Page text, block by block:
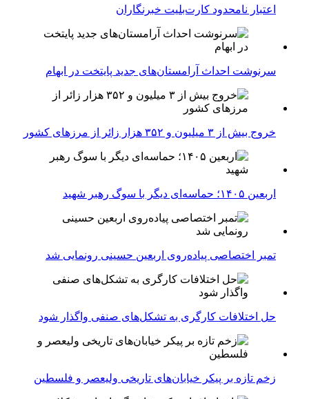
اعتبار نامحدود کارت‌بلیت خبرنگاران
سرنوشت احداث آرامستان‌های جدید پایتخت در ابهام
خروج بیش از ۳ میلیون و ۳۵۲ هزار زائر از مرزهای کشور
اربعین ۱۴۰۵؛ حماسه‌ای دیگر با سوگ رهبر شهید
تمبر اختصاصی پیاده‌روی اربعین حسینی رونمایی شد
حل اختلافات کارگری به تشکل‌های صنفی واگذار شود
زخم تازه بر پیکر خیابان‌های تاریخی ولیعصر و فلسطین